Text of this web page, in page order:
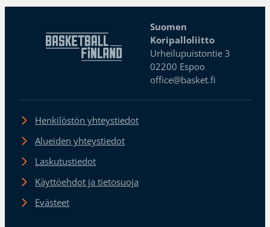
Suomen
Koripalloliitto
Urheilupuistontie 3
02200 Espoo
office@basket.fi
Henkilöstön yhteystiedot
Alueiden yhteystiedot
Laskutustiedot
Käyttöehdot ja tietosuoja
Evästeet